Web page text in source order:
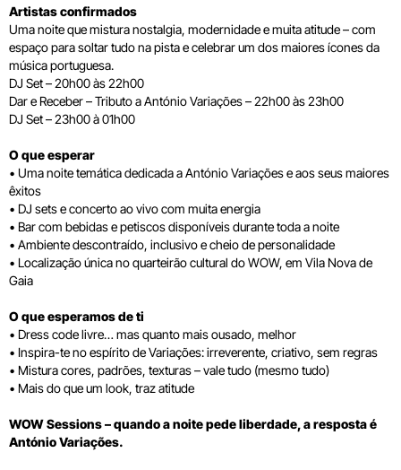
Artistas confirmados
Uma noite que mistura nostalgia, modernidade e muita atitude – com
espaço para soltar tudo na pista e celebrar um dos maiores ícones da
música portuguesa.
DJ Set – 20h00 às 22h00
Dar e Receber – Tributo a António Variações – 22h00 às 23h00
DJ Set – 23h00 à 01h00
O que esperar
• Uma noite temática dedicada a António Variações e aos seus maiores
êxitos
• DJ sets e concerto ao vivo com muita energia
• Bar com bebidas e petiscos disponíveis durante toda a noite
• Ambiente descontraído, inclusivo e cheio de personalidade
• Localização única no quarteirão cultural do WOW, em Vila Nova de
Gaia
O que esperamos de ti
• Dress code livre… mas quanto mais ousado, melhor
• Inspira-te no espírito de Variações: irreverente, criativo, sem regras
• Mistura cores, padrões, texturas – vale tudo (mesmo tudo)
• Mais do que um look, traz atitude
WOW Sessions – quando a noite pede liberdade, a resposta é
António Variações.